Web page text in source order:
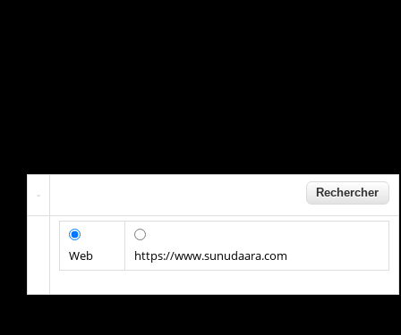
Web https://www.sunudaara.com